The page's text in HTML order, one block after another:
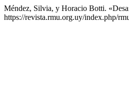
Méndez, Silvia, y Horacio Botti.
https://revista.rmu.org.uy/index.php/